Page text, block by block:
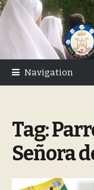
navigation
content
Navigation
Tag:
Señora